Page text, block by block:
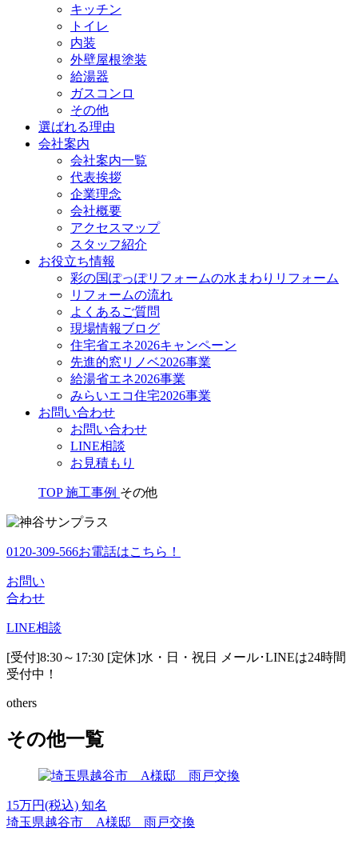
キッチン
トイレ
内装
外壁屋根塗装
給湯器
ガスコンロ
その他
選ばれる理由
会社案内
会社案内一覧
代表挨拶
企業理念
会社概要
アクセスマップ
スタッフ紹介
お役立ち情報
彩の国ぽっぽリフォームの水まわりリフォーム
リフォームの流れ
よくあるご質問
現場情報ブログ
住宅省エネ2026キャンペーン
先進的窓リノベ2026事業
給湯省エネ2026事業
みらいエコ住宅2026事業
お問い合わせ
お問い合わせ
LINE相談
お見積もり
TOP 施工事例 その他
0120-309-566お電話はこちら！
お問い
合わせ
LINE相談
[受付]8:30～17:30 [定休]水・日・祝日
メール･LINEは24時間
受付中！
others
その他一覧
15万円(税込) 知名
埼玉県越谷市 A様邸 雨戸交換